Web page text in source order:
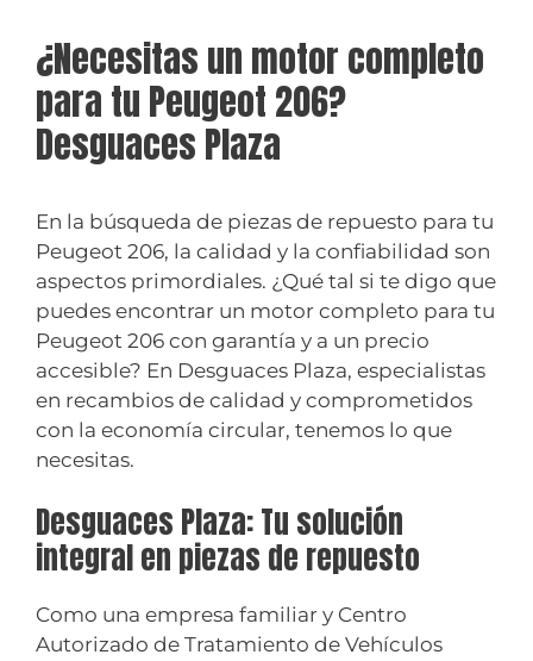
¿Necesitas un motor completo
para tu Peugeot 206?
Desguaces Plaza
En la búsqueda de piezas de repuesto para tu
Peugeot 206, la calidad y la confiabilidad son
aspectos primordiales. ¿Qué tal si te digo que
puedes encontrar un motor completo para tu
Peugeot 206 con garantía y a un precio
accesible? En Desguaces Plaza, especialistas
en recambios de calidad y comprometidos
con la economía circular, tenemos lo que
necesitas.
Desguaces Plaza: Tu solución
integral en piezas de repuesto
Como una empresa familiar y Centro
Autorizado de Tratamiento de Vehículos